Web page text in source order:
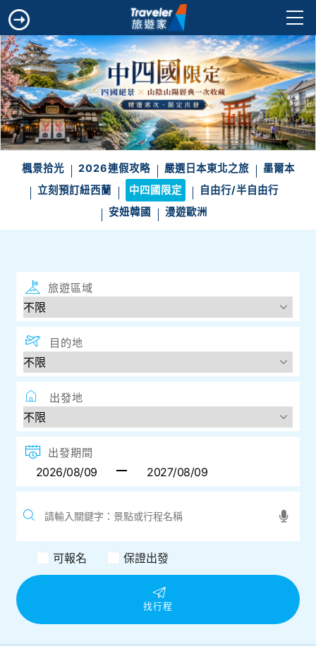
楓景拾光 2026連假攻略 嚴選日本東北之旅
墨爾本
立刻預訂紐西蘭
中四國限定
自由行/半自由行
安妞韓國
漫遊歐洲
旅遊區域
目的地
出發地
出發期間
可報名 保證出發
找行程